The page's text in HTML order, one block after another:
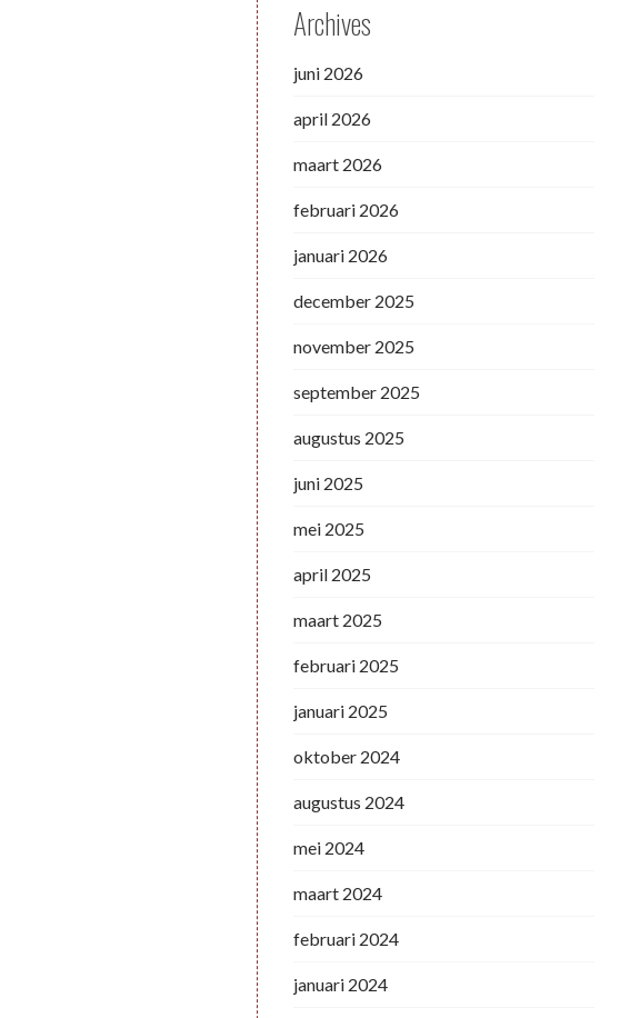
Archives
juni 2026
april 2026
maart 2026
februari 2026
januari 2026
december 2025
november 2025
september 2025
augustus 2025
juni 2025
mei 2025
april 2025
maart 2025
februari 2025
januari 2025
oktober 2024
augustus 2024
mei 2024
maart 2024
februari 2024
januari 2024